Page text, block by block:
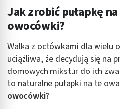
Jak zrobić pułapkę
owocówki?
Walka z octówkami dla wielu
uciążliwa, że decydują się na
domowych mikstur do ich
to naturalne pułapki na te
owocówki?
Rozumienie odbiorców dzięki
kombinacji danych z różnych
Wykorzystywanie ograniczonych
wyboru treści
Funkcje specjalne IAB:
Użycie dokładnych danych